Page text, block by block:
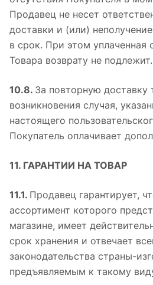
Продавец не несет
доставки и (или)
в срок. При этом уплаченная
Товара возврату не подлежит.
10.8. За повторную доставку
возникновения случая,
настоящего
Покупатель оплачивает
11. ГАРАНТИИ НА ТОВАР
11.1. Продавец гарантирует,
ассортимент которого
магазине, имеет
срок хранения и отвечает
законодательства страны-
предъявляемым к такому